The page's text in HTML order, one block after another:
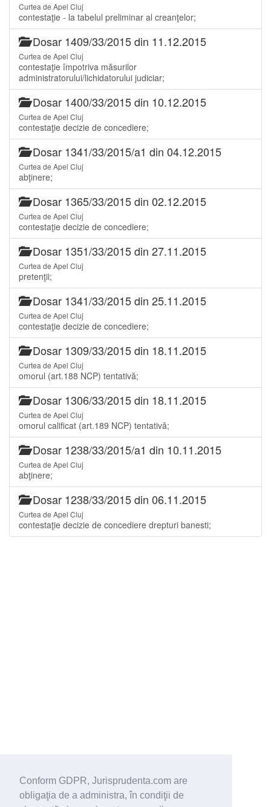
Conform GDPR, Jurisprudenta.com are
obligaţia de a administra, în condiţii de
Curtea de Apel Cluj
contestaţie - la tabelul preliminar al creanţelor;
Dosar 1409/33/2015 din 11.12.2015
Curtea de Apel Cluj
contestaţie împotriva măsurilor
administratorului/lichidatorului judiciar;
Dosar 1400/33/2015 din 10.12.2015
Curtea de Apel Cluj
contestaţie decizie de concediere;
Dosar 1341/33/2015/a1 din 04.12.2015
Curtea de Apel Cluj
abţinere;
Dosar 1365/33/2015 din 02.12.2015
Curtea de Apel Cluj
contestaţie decizie de concediere;
Dosar 1351/33/2015 din 27.11.2015
Curtea de Apel Cluj
pretenţii;
Dosar 1341/33/2015 din 25.11.2015
Curtea de Apel Cluj
contestaţie decizie de concediere;
Dosar 1309/33/2015 din 18.11.2015
Curtea de Apel Cluj
omorul (art.188 NCP) tentativă;
Dosar 1306/33/2015 din 18.11.2015
Curtea de Apel Cluj
omorul calificat (art.189 NCP) tentativă;
Dosar 1238/33/2015/a1 din 10.11.2015
Curtea de Apel Cluj
abţinere;
Dosar 1238/33/2015 din 06.11.2015
Curtea de Apel Cluj
contestaţie decizie de concediere drepturi banesti;